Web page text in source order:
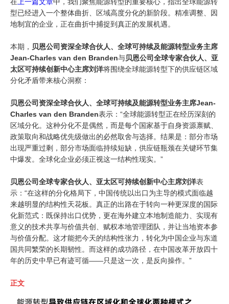
型已经进入一个整体曲折、区域高度分化的新阶段。精准调整、因
地制宜的企业，正在曲折中捕捉到真正的发展机遇。
本期， 贝恩公司资深全球合伙人、全球可持续及能源转型业务主席
Jean-Charles van den Branden与贝恩公司全球专家合伙人、亚
太区可持续创新中心主席刘洋将围绕全球能源转型下的供应链区域
分化矛盾带来核心洞察：
贝恩公司资深全球合伙人、全球可持续及能源转型业务主席Jean-
Charles van den Branden表示：“全球能源转型正在经历深刻的
区域分化。这种分化不是偶然，而是每个国家基于自身资源禀赋、
政策取向和战略优先级做出的必然取舍与选择。结果是：部分市场
出现严重过剩，部分市场面临持续短缺，供应链瓶颈在关键环节集
中爆发。全球化企业必须正视这一结构性现实。”
贝恩公司全球专家合伙人、亚太区可持续创新中心主席刘洋表
示：“在这样的分化格局下，中国传统以出口为主导的模式面临越
来越明显的结构性天花板。真正的出路在于转向一种更深度的国际
化新范式：既保持出口优势，更在海外建立本地制造能力、实现有
意义的技术共享与价值共创、赋权本地管理团队，并让当地资本参
与价值分配。这才能把今天的结构性张力，转化为中国企业与东道
国共同繁荣的长期韧性。而这样的成功路径，在中国改革开放四十
年的历史中早已有迹可循——只是这一次，是反向操作。”
正文